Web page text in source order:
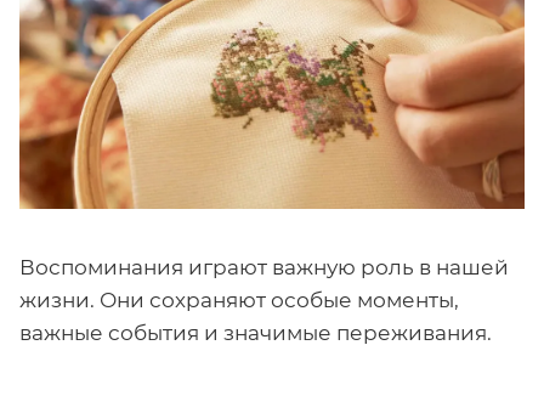
Воспоминания играют важную роль в нашей
жизни. Они сохраняют особые моменты,
важные события и значимые переживания.